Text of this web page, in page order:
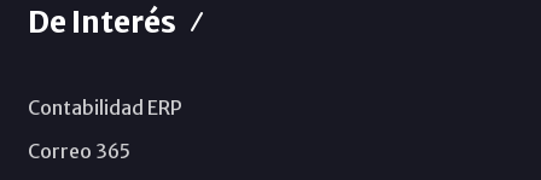
De Interés
Contabilidad ERP
Correo 365